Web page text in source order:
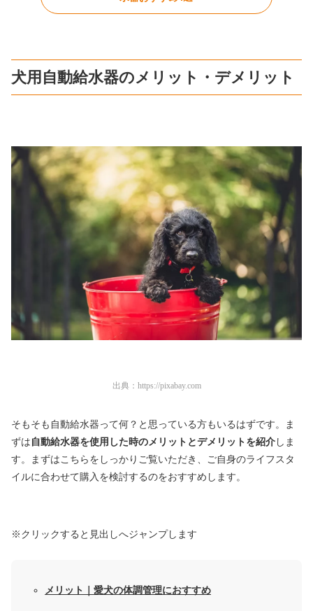
犬用自動給水器のメリット・デメリット
出典： https://pixabay.com
そもそも自動給水器って何？と思っている方もいるはずです。ま
ずは 自動給水器を使用した時のメリットとデメリットを紹介 しま
す。まずはこちらをしっかりご覧いただき、ご自身のライフスタ
イルに合わせて購入を検討するのをおすすめします。
※クリックすると見出しへジャンプします
メリット｜愛犬の体調管理におすすめ